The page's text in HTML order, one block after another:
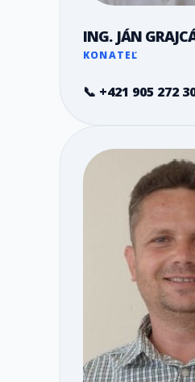
ING. JÁN
KONATEĽ
📞 +421 905 272